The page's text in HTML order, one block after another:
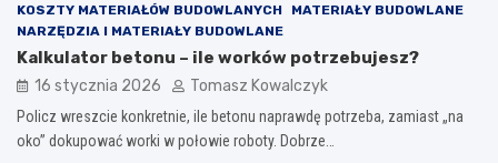
KOSZTY MATERIAŁÓW BUDOWLANYCH
MATERIAŁY BUDOWLANE
NARZĘDZIA I MATERIAŁY BUDOWLANE
Kalkulator betonu – ile worków potrzebujesz?
16 stycznia 2026 Tomasz Kowalczyk
Policz wreszcie konkretnie, ile betonu naprawdę potrzeba, zamiast „na
oko” dokupować worki w połowie roboty. Dobrze…